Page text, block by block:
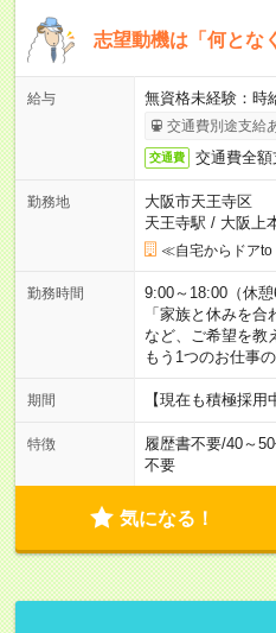
志望動機は「何とな
給与 無資格未経験：
交通費別途支給
交通費 交通費全額
勤務地
大阪市天王寺区
天王寺駅 / 大阪上
≪自宅からドアto
勤務時間
9:00～18:00（休
「家族と休みを
など、ご希望を教
もう1つのお仕事
期間 【現在も積極採
特徴 履歴書不要/40～
不要
気になる！